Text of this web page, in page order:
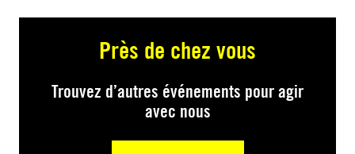
Près de chez vous
Trouvez d’autres événements pour agir
avec nous